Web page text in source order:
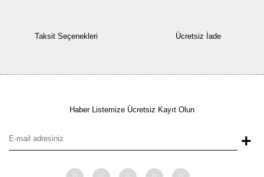
Taksit Seçenekleri Ücretsiz İade
Haber Listemize Ücretsiz Kayıt Olun
+